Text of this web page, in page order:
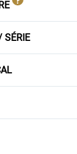
SÉRIE